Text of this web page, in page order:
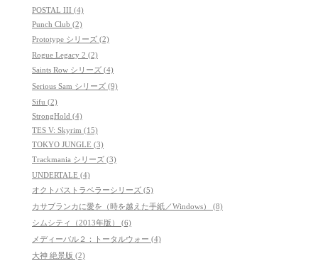
POSTAL III (4)
Punch Club (2)
Prototype シリーズ (2)
Rogue Legacy 2 (2)
Saints Row シリーズ (4)
Serious Sam シリーズ (9)
Sifu (2)
StrongHold (4)
TES V: Skyrim (15)
TOKYO JUNGLE (3)
Trackmania シリーズ (3)
UNDERTALE (4)
オクトパストラベラーシリーズ (5)
カサブランカに愛を（時を越えた手紙／Windows） (8)
シムシティ（2013年版） (6)
メディーバル２：トータルウォー (4)
大神 絶景版 (2)